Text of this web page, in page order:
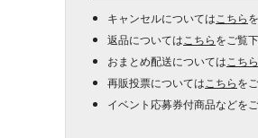
キャンセルについては こちら
返品については こちらをご覧下
おまとめ配送については こちら
再販投票については こちらを
イベント応募券付商品などを